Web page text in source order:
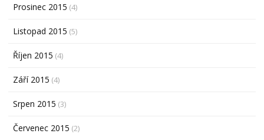
Prosinec 2015 (4)
Listopad 2015 (5)
Říjen 2015 (4)
Září 2015 (4)
Srpen 2015 (3)
Červenec 2015 (2)